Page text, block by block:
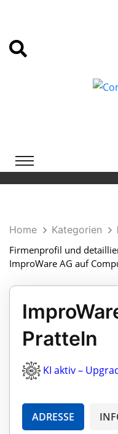
Home Kategorien
Firmenprofil und
ImproWare AG auf
Pratteln
KI aktiv –
ADRESSE